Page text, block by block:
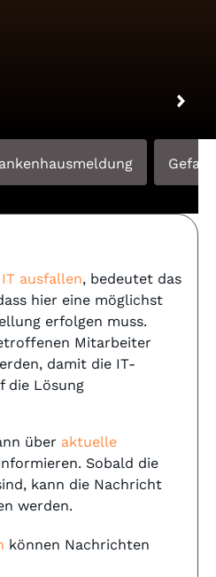
ausfallen, bedeutet das
hier eine möglichst
erfolgen muss.
Mitarbeiter
damit die IT-
die Lösung
über aktuelle
Sobald die
kann die Nachricht
werden.
können Nachrichten